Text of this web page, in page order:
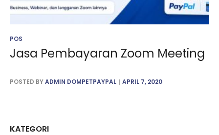
POS
Jasa Pembayaran Zoom Meeting
POSTED BYADMIN DOMPETPAYPAL APRIL 7, 2020
KATEGORI